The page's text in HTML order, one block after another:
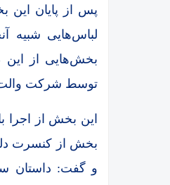
پس از پایان
لباس‌هایی شبیه
بخش‌هایی از این
توسط شرکت والت
این بخش از اجرا
بخش از کنسرت